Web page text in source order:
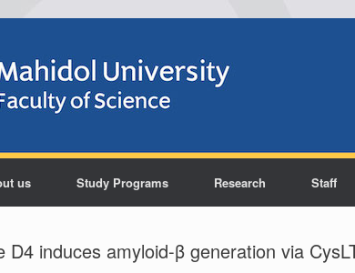
us Study Programs Research Staff
D4 induces amyloid-β generation via